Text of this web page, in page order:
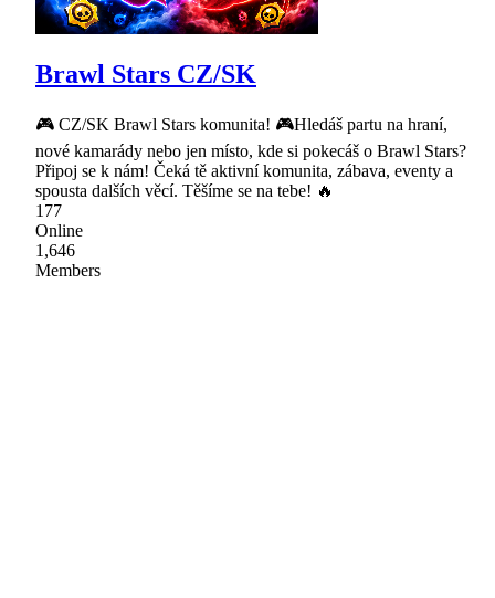
Brawl Stars CZ/SK
🎮 CZ/SK Brawl Stars komunita! 🎮Hledáš partu na hraní,
nové kamarády nebo jen místo, kde si pokecáš o Brawl Stars?
Připoj se k nám! Čeká tě aktivní komunita, zábava, eventy a
spousta dalších věcí. Těšíme se na tebe! 🔥
177
Online
1,646
Members